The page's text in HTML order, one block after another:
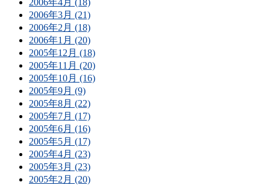
2006年3月 (21)
2006年2月 (18)
2006年1月 (20)
2005年12月 (18)
2005年11月 (20)
2005年10月 (16)
2005年9月 (9)
2005年8月 (22)
2005年7月 (17)
2005年6月 (16)
2005年5月 (17)
2005年4月 (23)
2005年3月 (23)
2005年2月 (20)